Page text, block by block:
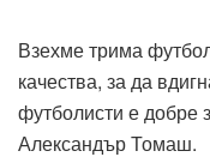
Взехме трима
качества, за да
футболисти е добре
Александър Томаш.